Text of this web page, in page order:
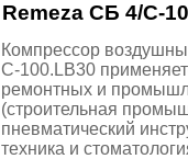
Remeza СБ 4/С-
Компрессор
С-100.LB30
ремонтных и
(строительная
пневматический
техника и